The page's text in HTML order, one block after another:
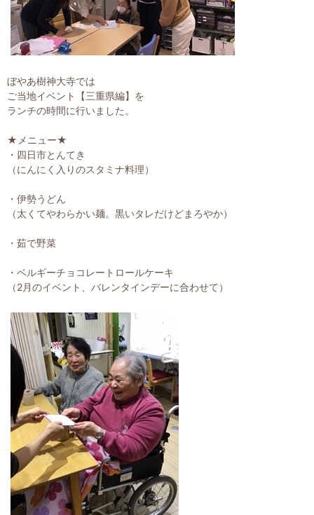
ぼやあ樹神大寺では
ご当地イベント【三重県編】を
ランチの時間に行いました。
★メニュー★
・四日市とんてき
（にんにく入りのスタミナ料理）
・伊勢うどん
（太くてやわらかい麺。黒いタレだけどまろやか）
・茹で野菜
・ベルギーチョコレートロールケーキ
（2月のイベント、バレンタインデーに合わせて）